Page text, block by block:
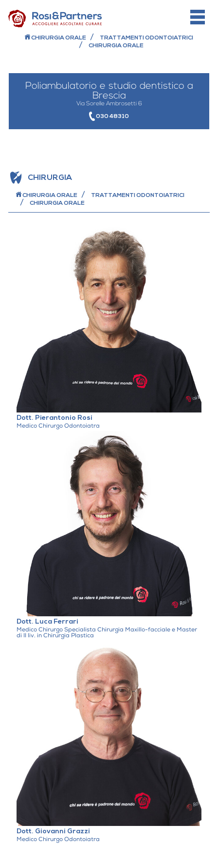
CHIRURGIA ORALE
TRATTAMENTI ODONTOIATRICI
CHIRURGIA ORALE
Poliambulatorio e studio dentistico a
Brescia
Via Sorelle Ambrosetti 6
030 48310
CHIRURGIA
CHIRURGIA ORALE
TRATTAMENTI ODONTOIATRICI
CHIRURGIA ORALE
Dott. Pierantonio Rosi
Medico Chirurgo Odontoiatra
Dott. Luca Ferrari
Medico Chirurgo Specialista Chirurgia Maxillo-facciale e Master
di II liv. in Chirurgia Plastica
Dott. Giovanni Grazzi
Medico Chirurgo Odontoiatra